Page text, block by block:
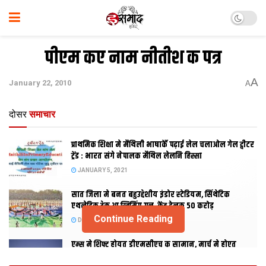
पीएम कए नाम नीतीश क पत्र
January 22, 2010 AA
दोसर समाचार
प्राथमिक शि‍क्षा मे मैथि‍ली भाषाकेँ पढ़ाई लेल चलाओल गेल ट्वीटर
ट्रेंड : भारत संगे नेपालक मैथिल लेलनि हिस्सा
JANUARY 5, 2021
सात जिला मे बनत बहुउद्देशीय इंडोर स्‍टेडि‍यम, सिंथेटिक
एथलेटिक ट्रेक आ स्विमिंग पुल, केंद्र देलक 50 करोड़
DECEMBER 26, 2020
एम्स मे शिफ्ट होयत डीएमसीएच क सामान, मार्च मे होएत
Continue Reading